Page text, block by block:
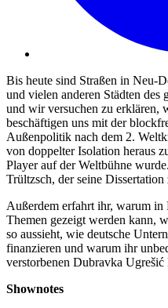
Bis heute sind Straßen in Neu-
und vielen anderen Städten des
und wir versuchen zu erklären,
beschäftigen uns mit der
Außenpolitik nach dem 2.
von doppelter Isolation heraus
Player auf der Weltbühne
Trültzsch, der seine
Außerdem erfahrt ihr, warum
Themen gezeigt werden kann,
so aussieht, wie deutsche
finanzieren und warum ihr
verstorbenen Dubravka Ugrešić
Shownotes